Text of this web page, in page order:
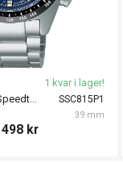
SSC815P1
39 mm
SEIKO Prospex Speedtimer Solar 39mm
1 kvar i lager!
kr